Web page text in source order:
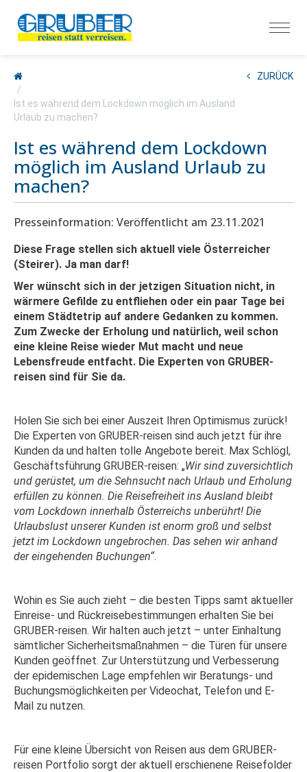
Ist es während dem Lockdown möglich im Ausland
Urlaub zu machen?
ZURÜCK
Ist es während dem Lockdown
möglich im Ausland Urlaub zu
machen?
Presseinformation: Veröffentlicht am 23.11.2021
Diese Frage stellen sich aktuell viele Österreicher
(Steirer). Ja man darf!
Wer wünscht sich in der jetzigen Situation nicht, in
wärmere Gefilde zu entfliehen oder ein paar Tage bei
einem Städtetrip auf andere Gedanken zu kommen.
Zum Zwecke der Erholung und natürlich, weil schon
eine kleine Reise wieder Mut macht und neue
Lebensfreude entfacht. Die Experten von GRUBER-
reisen sind für Sie da.
Holen Sie sich bei einer Auszeit Ihren Optimismus zurück!
Die Experten von GRUBER-reisen sind auch jetzt für ihre
Kunden da und halten tolle Angebote bereit. Max Schlögl,
Geschäftsführung GRUBER-reisen: „Wir sind zuversichtlich
und gerüstet, um die Sehnsucht nach Urlaub und Erholung
erfüllen zu können. Die Reisefreiheit ins Ausland bleibt
vom Lockdown innerhalb Österreichs unberührt! Die
Urlaubslust unserer Kunden ist enorm groß und selbst
jetzt im Lockdown ungebrochen. Das sehen wir anhand
der eingehenden Buchungen“.
Wohin es Sie auch zieht – die besten Tipps samt aktueller
Einreise- und Rückreisebestimmungen erhalten Sie bei
GRUBER-reisen. Wir halten auch jetzt – unter Einhaltung
sämtlicher Sicherheitsmaßnahmen – die Türen für unsere
Kunden geöffnet. Zur Unterstützung und Verbesserung
der epidemischen Lage empfehlen wir Beratungs- und
Buchungsmöglichkeiten per Videochat, Telefon und E-
Mail zu nutzen.
Für eine kleine Übersicht von Reisen aus dem GRUBER-
reisen Portfolio sorgt der aktuell erschienene Reisefolder